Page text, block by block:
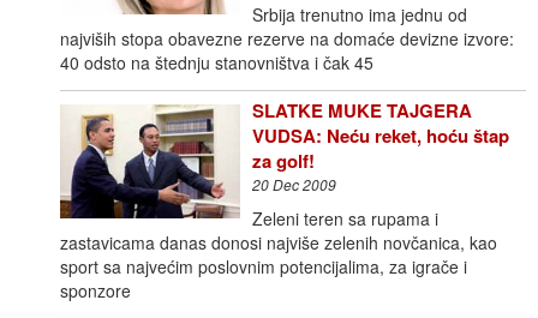
Srbija trenutno ima jednu od
najviših stopa obavezne rezerve na domaće devizne izvore:
40 odsto na štednju stanovništva i čak 45
SLATKE MUKE TAJGERA
VUDSA: Neću reket, hoću štap
za golf!
20 Dec 2009
Zeleni teren sa rupama i
zastavicama danas donosi najviše zelenih novčanica, kao
sport sa najvećim poslovnim potencijalima, za igrače i
sponzore